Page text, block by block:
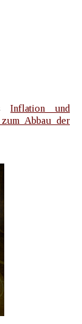
Inflation und
Abbau der